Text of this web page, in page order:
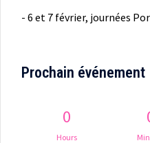
- 6 et 7 février, journées
Prochain événement
0
Hours